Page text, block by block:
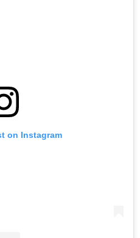
on Instagram